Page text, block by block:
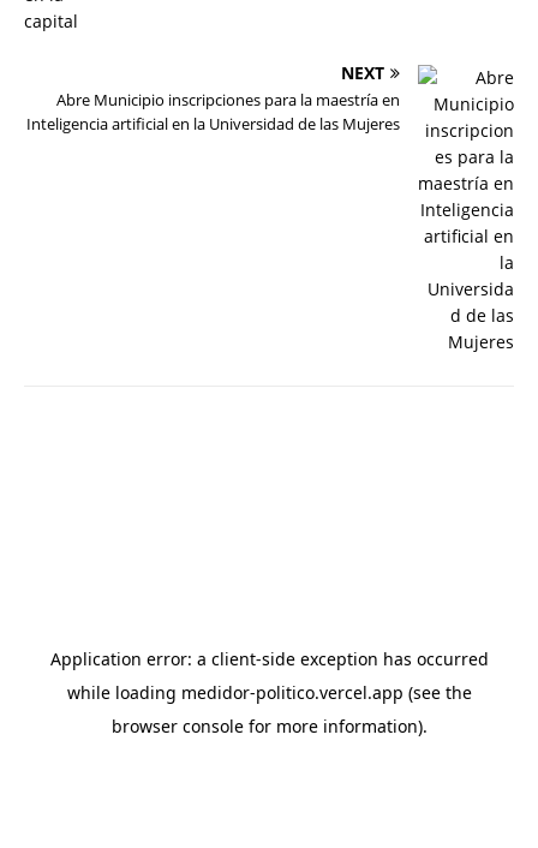
NEXT
Abre Municipio inscripciones para la maestría en
Inteligencia artificial en la Universidad de las Mujeres